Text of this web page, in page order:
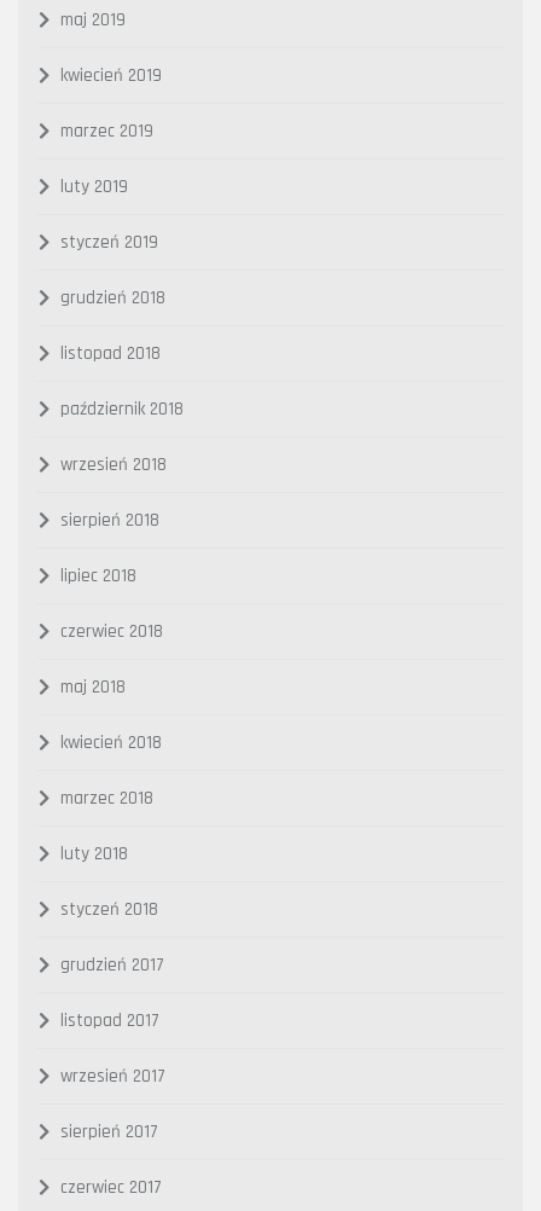
maj 2019
kwiecień 2019
marzec 2019
luty 2019
styczeń 2019
grudzień 2018
listopad 2018
październik 2018
wrzesień 2018
sierpień 2018
lipiec 2018
czerwiec 2018
maj 2018
kwiecień 2018
marzec 2018
luty 2018
styczeń 2018
grudzień 2017
listopad 2017
wrzesień 2017
sierpień 2017
czerwiec 2017